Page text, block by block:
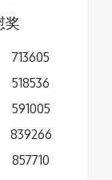
奖
713605
518536
591005
839266
857710